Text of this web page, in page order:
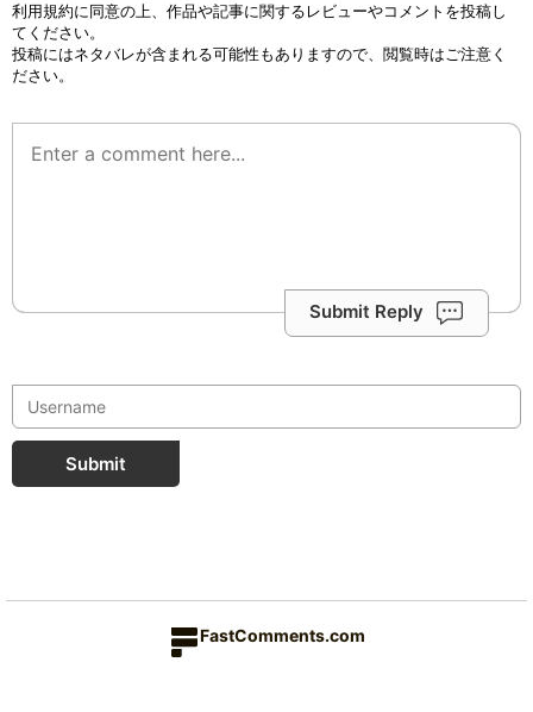
利用規約に同意の上、作品や記事に関するレビューやコメントを投稿し
てください。
投稿にはネタバレが含まれる可能性もありますので、閲覧時はご注意く
ださい。
Submit Reply
Submit
FastComments.com